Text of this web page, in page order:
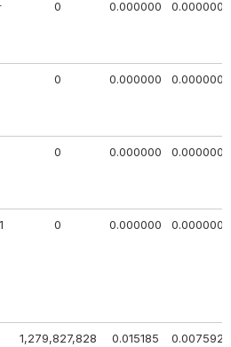
0 0.000000 0.000000
0 0.000000 0.000000
0 0.000000 0.000000
0 0.000000 0.000000
1,279,827,828 0.015185 0.007592